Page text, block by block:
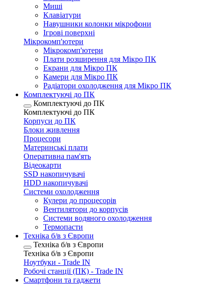
Миші
Клавіатури
Навушники колонки мікрофони
Ігрові поверхні
Мікрокомп'ютери
Мікрокомп'ютери
Плати розширення для Мікро ПК
Екрани для Мікро ПК
Камери для Мікро ПК
Радіатори охолодження для Мікро ПК
Комплектуючі до ПК
Комплектуючі до ПК
Комплектуючі до ПК
Корпуси до ПК
Блоки живлення
Процесори
Материнські плати
Оперативна пам'ять
Відеокарти
SSD накопичувачі
HDD накопичувачі
Системи охолодження
Кулери до процесорів
Вентилятори до корпусів
Системи водяного охолодження
Термопасти
Техніка б/в з Європи
Техніка б/в з Європи
Техніка б/в з Європи
Ноутбуки - Trade IN
Робочі станції (ПК) - Trade IN
Смартфони та гаджети